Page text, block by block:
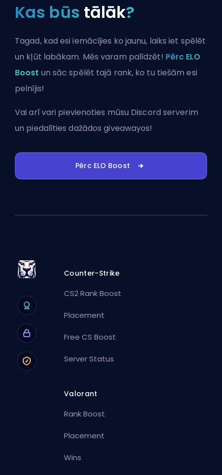
Kas būs tālāk?
Tagad, kad esi iemācījies ko jaunu, laiks iet spēlēt
un kļūt labākam. Mēs varam palīdzēt! Pērc ELO
Boost un sāc spēlēt tajā rank, ko tu tiešām esi
pelnījis!
Vai arī vari pievienoties mūsu Discord serverim
un piedalīties dažādos giveawayos!
Pērc ELO Boost
Counter-Strike
CS2 Rank Boost
Placement
Free CS Boost
Server Status
Valorant
Rank Boost
Placement
Wins